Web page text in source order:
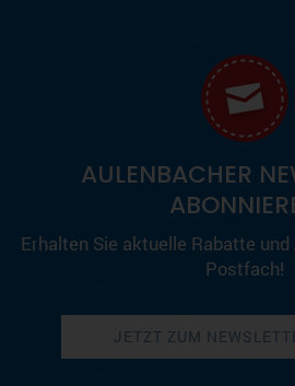
AULENBACHER
Erhalten Sie aktuelle Rabatte
Postfach!
JETZT ZUM